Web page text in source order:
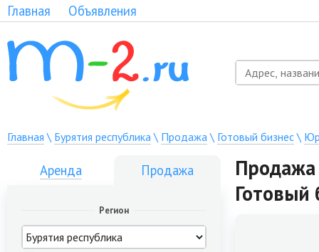
Главная Объявления
Главная \ Бурятия республика\ Продажа\ Готовый бизнес\
Аренда Продажа
Регион
Продажа
Готовый